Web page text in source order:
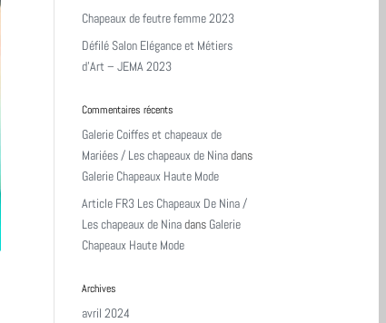
Chapeaux de feutre femme 2023
Défilé Salon Elégance et Métiers
d’Art – JEMA 2023
Commentaires récents
Galerie Coiffes et chapeaux de
Mariées / Les chapeaux de Ninadans
Galerie Chapeaux Haute Mode
Article FR3 Les Chapeaux De Nina /
Les chapeaux de Ninadans Galerie
Chapeaux Haute Mode
Archives
avril 2024